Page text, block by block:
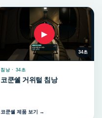
▶
34초
침낭 · 34초
코쿤쉘 거위털 침낭
코쿤쉘 제품 보기 →